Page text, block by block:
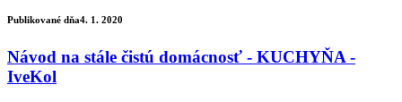
Publikované dňa4. 1. 2020
Návod na stále čistú domácnosť - KUCHYŇA -
IveKol